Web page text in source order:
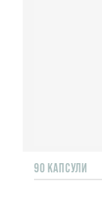
90 КАПСУЛИ